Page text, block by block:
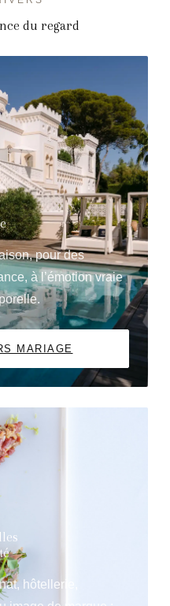
du regard
pour des
à l’émotion vraie
MARIAGE
hôtellerie,